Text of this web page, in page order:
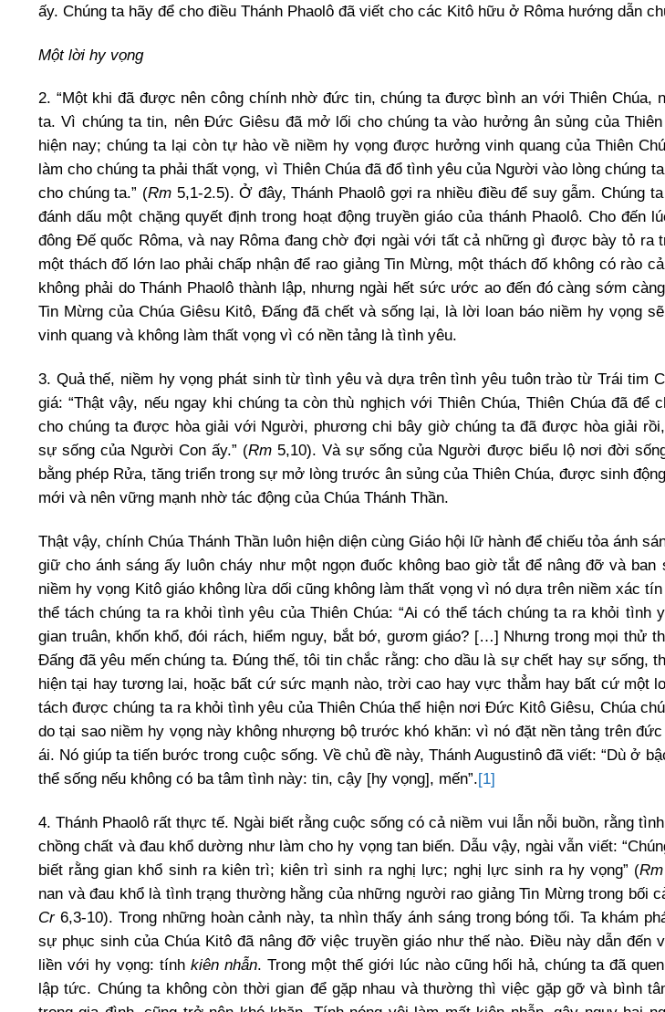
ấy. Chúng ta hãy để cho điều Thánh Phaolô đã viết cho các Kitô hữu ở Rôma hướng dẫn
Một lời hy vọng
2. “Một khi đã được nên công chính nhờ đức tin, chúng ta được bình an với Thiên Chúa,
ta. Vì chúng ta tin, nên Đức Giêsu đã mở lối cho chúng ta vào hưởng ân sủng của
hiện nay; chúng ta lại còn tự hào về niềm hy vọng được hưởng vinh quang của Thiên
làm cho chúng ta phải thất vọng, vì Thiên Chúa đã đổ tình yêu của Người vào lòng chúng
cho chúng ta.” (Rm5,1-2.5). Ở đây, Thánh Phaolô gợi ra nhiều điều để suy gẫm. Chúng
đánh dấu một chặng quyết định trong hoạt động truyền giáo của thánh Phaolô. Cho đến
đông Đế quốc Rôma, và nay Rôma đang chờ đợi ngài với tất cả những gì được bày tỏ ra
một thách đố lớn lao phải chấp nhận để rao giảng Tin Mừng, một thách đố không có rào
không phải do Thánh Phaolô thành lập, nhưng ngài hết sức ước ao đến đó càng sớm
Tin Mừng của Chúa Giêsu Kitô, Đấng đã chết và sống lại, là lời loan báo niềm hy vọng
vinh quang và không làm thất vọng vì có nền tảng là tình yêu.
3. Quả thế, niềm hy vọng phát sinh từ tình yêu và dựa trên tình yêu tuôn trào từ Trái tim
giá: “Thật vậy, nếu ngay khi chúng ta còn thù nghịch với Thiên Chúa, Thiên Chúa đã để
cho chúng ta được hòa giải với Người, phương chi bây giờ chúng ta đã được hòa giải
sự sống của Người Con ấy.” (Rm 5,10). Và sự sống của Người được biểu lộ nơi đời
bằng phép Rửa, tăng triển trong sự mở lòng trước ân sủng của Thiên Chúa, được sinh
mới và nên vững mạnh nhờ tác động của Chúa Thánh Thần.
Thật vậy, chính Chúa Thánh Thần luôn hiện diện cùng Giáo hội lữ hành để chiếu tỏa ánh
giữ cho ánh sáng ấy luôn cháy như một ngọn đuốc không bao giờ tắt để nâng đỡ và
niềm hy vọng Kitô giáo không lừa dối cũng không làm thất vọng vì nó dựa trên niềm xác
thể tách chúng ta ra khỏi tình yêu của Thiên Chúa: “Ai có thể tách chúng ta ra khỏi tình
gian truân, khốn khổ, đói rách, hiểm nguy, bắt bớ, gươm giáo? […] Nhưng trong mọi thử
Đấng đã yêu mến chúng ta. Đúng thế, tôi tin chắc rằng: cho dầu là sự chết hay sự sống,
hiện tại hay tương lai, hoặc bất cứ sức mạnh nào, trời cao hay vực thẳm hay bất cứ một
tách được chúng ta ra khỏi tình yêu của Thiên Chúa thể hiện nơi Đức Kitô Giêsu, Chúa
do tại sao niềm hy vọng này không nhượng bộ trước khó khăn: vì nó đặt nền tảng trên
ái. Nó giúp ta tiến bước trong cuộc sống. Về chủ đề này, Thánh Augustinô đã viết: “Dù ở
thể sống nếu không có ba tâm tình này: tin, cậy [hy vọng], mến”.[1]
4. Thánh Phaolô rất thực tế. Ngài biết rằng cuộc sống có cả niềm vui lẫn nỗi buồn, rằng
chồng chất và đau khổ dường như làm cho hy vọng tan biến. Dẫu vậy, ngài vẫn viết:
biết rằng gian khổ sinh ra kiên trì; kiên trì sinh ra nghị lực; nghị lực sinh ra hy vọng” (Rm
nan và đau khổ là tình trạng thường hằng của những người rao giảng Tin Mừng trong bối
Cr6,3-10). Trong những hoàn cảnh này, ta nhìn thấy ánh sáng trong bóng tối. Ta khám
sự phục sinh của Chúa Kitô đã nâng đỡ việc truyền giáo như thế nào. Điều này dẫn đến
liền với hy vọng: tínhkiên nhẫn. Trong một thế giới lúc nào cũng hối hả, chúng ta đã
lập tức. Chúng ta không còn thời gian để gặp nhau và thường thì việc gặp gỡ và bình